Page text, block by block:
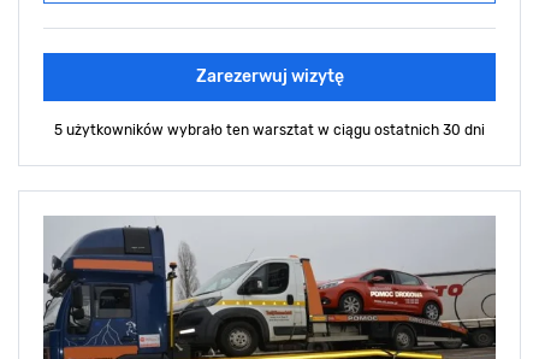
Zarezerwuj wizytę
5 użytkowników wybrało ten warsztat w ciągu ostatnich 30 dni